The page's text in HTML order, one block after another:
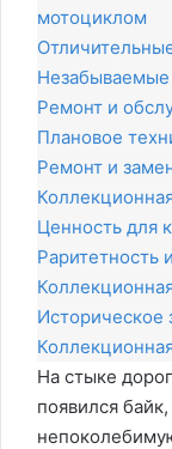
мотоциклом
Ремонт и
Плановое
Ремонт и
Ценность для
Раритетность
Историческое
На стыке
появился